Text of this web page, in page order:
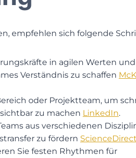
empfehlen sich folgende
in agilen Werten
Verständnis zu schaffen​
oder Projektteam, um
zu machen​ LinkedIn.
aus verschiedenen
zu fördern​ ScienceDirect
Sie festen Rhythmen für